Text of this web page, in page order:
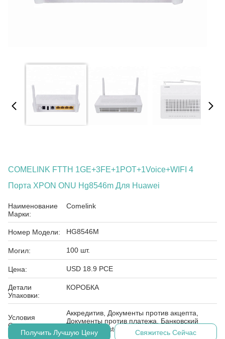
COMELINK FTTH 1GE+3FE+1POT+1Voice+WIFI 4
Порта XPON ONU Hg8546m Для Huawei
Наименование
Марки:
Comelink
Номер Модели: HG8546M
Могил: 100 шт.
Цена: USD 18.9 PCE
Детали
Упаковки:
КОРОБКА
Условия
Оплаты:
Аккредитив, Документы против акцепта,
Документы против платежа, Банковский
перевод, Western Union, M
Получить Лучшую Цену Свяжитесь Сейчас